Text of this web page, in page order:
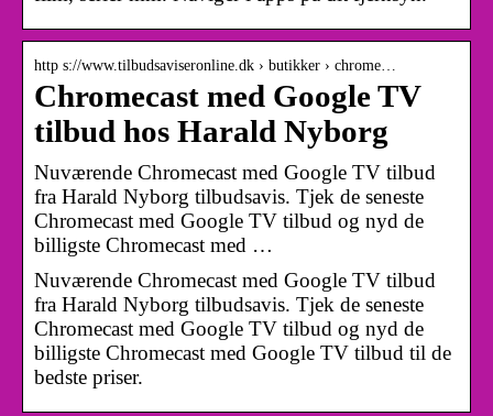
http s://www.tilbudsaviseronline.dk › butikker › chrome…
Chromecast med Google TV
tilbud hos Harald Nyborg
Nuværende Chromecast med Google TV tilbud
fra Harald Nyborg tilbudsavis. Tjek de seneste
Chromecast med Google TV tilbud og nyd de
billigste Chromecast med …
Nuværende Chromecast med Google TV tilbud
fra Harald Nyborg tilbudsavis. Tjek de seneste
Chromecast med Google TV tilbud og nyd de
billigste Chromecast med Google TV tilbud til de
bedste priser.